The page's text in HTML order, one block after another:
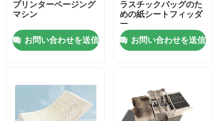
プリンターページング
マシン
お問い合わせを送信
ラスチックバッグのた
めの紙シートフィッダ
ー
お問い合わせを送信